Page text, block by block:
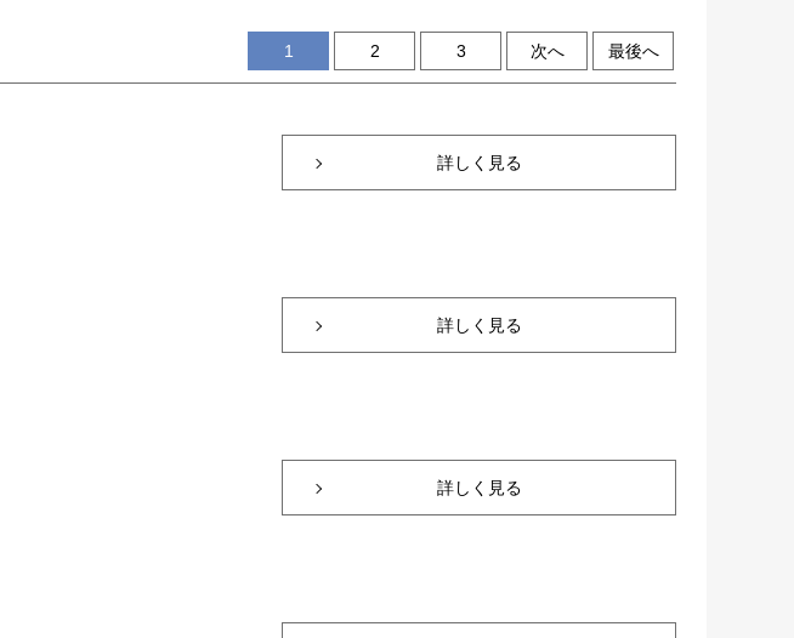
1 2 3 次へ 最後へ
詳しく見る
詳しく見る
詳しく見る